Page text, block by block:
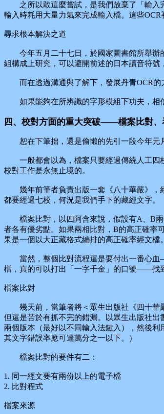
之所以敢這麼嘗試，是我們放棄了「輸入完
輸入時耗用大量力氣來完成輸入檔。這些
尋求根本解決之道
今年五月二十七日，於國家圖書館所舉辦的
組構成上研究，可以避開前述的日本讀音符號
而在透過溝通與了解下，發展丹青OCR的
如果能夠在所辨識的字形模組下功夫，相信
四、校對方面的重大突破——檔案比對、
恕在下筆拙，還是偷懶的先引一段今年元
一般都會以為，檔案只要經過傳統人工四
校對工作是永無止境的。
幾年前筆者負責出版一套《八十華嚴》，
都要經過七校，何況是我們手下的藏經文字。
檔案比對，以四阿含來說，假設有A、B兩
者各有優劣點。如果兩相比對，B的高正確率
果是一個以大正藏格式編排的高正確率經文檔。
當然，整個比對流程還是要付出一番心血
檔，真的可以打出「一字千金」的口號——找
檔案比對
幾天前，當筆者將＜眾生出版社《四十華嚴
但還是苦於有抓不完的錯漏。以眾生出版社
兩個版本（最好以不同輸入法鍵入），然後
其文字錯誤率應可達萬分之一以下。）
檔案比對的要件有二：
1. 同一經文要有兩份以上的電子檔
2. 比對程式
檔案來源